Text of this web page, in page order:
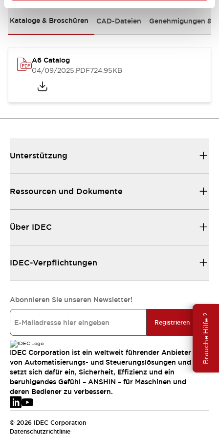
Brauche Hilfe ?
Kataloge & Broschüren CAD-Dateien Genehmigungen &
A6 Catalog
04/09/2025.PDF724.95KB
Unterstützung
Ressourcen und Dokumente
Über IDEC
IDEC-Verpflichtungen
Abonnieren Sie unseren Newsletter!
Registrieren
IDEC Corporation ist ein weltweit führender Anbieter
von Automatisierungs- und Steuerungslösungen und
setzt sich dafür ein, Sicherheit, Effizienz und ein
beruhigendes Gefühl – ANSHIN – für Maschinen und
deren Bediener zu verbessern.
© 2026 IDEC Corporation
Datenschutzrichtlinie